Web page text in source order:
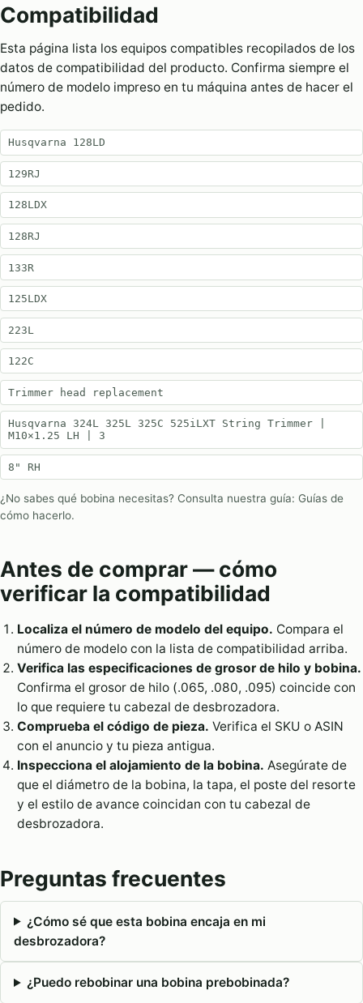
Compatibilidad
Esta página lista los equipos compatibles recopilados de los
datos de compatibilidad del producto. Confirma siempre el
número de modelo impreso en tu máquina antes de hacer el
pedido.
Husqvarna 128LD
129RJ
128LDX
128RJ
133R
125LDX
223L
122C
Trimmer head replacement
Husqvarna 324L 325L 325C 525iLXT String Trimmer |
M10×1.25 LH | 3
8" RH
¿No sabes qué bobina necesitas? Consulta nuestra guía: Guías de
cómo hacerlo.
Antes de comprar — cómo
verificar la compatibilidad
Localiza el número de modelo del equipo. Compara el
número de modelo con la lista de compatibilidad arriba.
Verifica las especificaciones de grosor de hilo y bobina.
Confirma el grosor de hilo (.065, .080, .095) coincide con
lo que requiere tu cabezal de desbrozadora.
Comprueba el código de pieza. Verifica el SKU o ASIN
con el anuncio y tu pieza antigua.
Inspecciona el alojamiento de la bobina. Asegúrate de
que el diámetro de la bobina, la tapa, el poste del resorte
y el estilo de avance coincidan con tu cabezal de
desbrozadora.
Preguntas frecuentes
¿Cómo sé que esta bobina encaja en mi
desbrozadora?
¿Puedo rebobinar una bobina prebobinada?